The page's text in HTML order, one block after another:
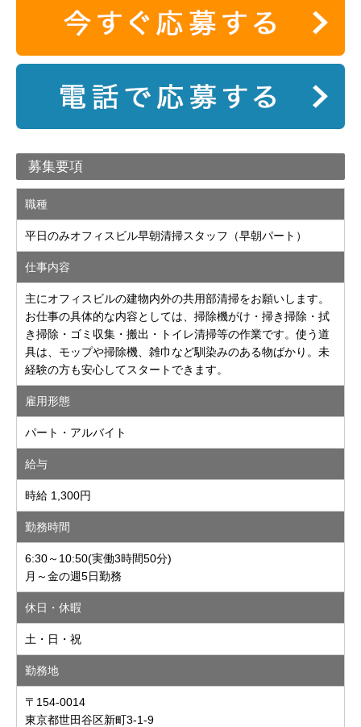
募集要項
職種
平日のみオフィスビル早朝清掃スタッフ（早朝パート）
仕事内容
主にオフィスビルの建物内外の共用部清掃をお願いします。
お仕事の具体的な内容としては、掃除機がけ・掃き掃除・拭
き掃除・ゴミ収集・搬出・トイレ清掃等の作業です。使う道
具は、モップや掃除機、雑巾など馴染みのある物ばかり。未
経験の方も安心してスタートできます。
雇用形態
パート・アルバイト
給与
時給 1,300円
勤務時間
6:30～10:50(実働3時間50分)
月～金の週5日勤務
休日・休暇
土・日・祝
勤務地
〒154-0014
東京都世田谷区新町3-1-9